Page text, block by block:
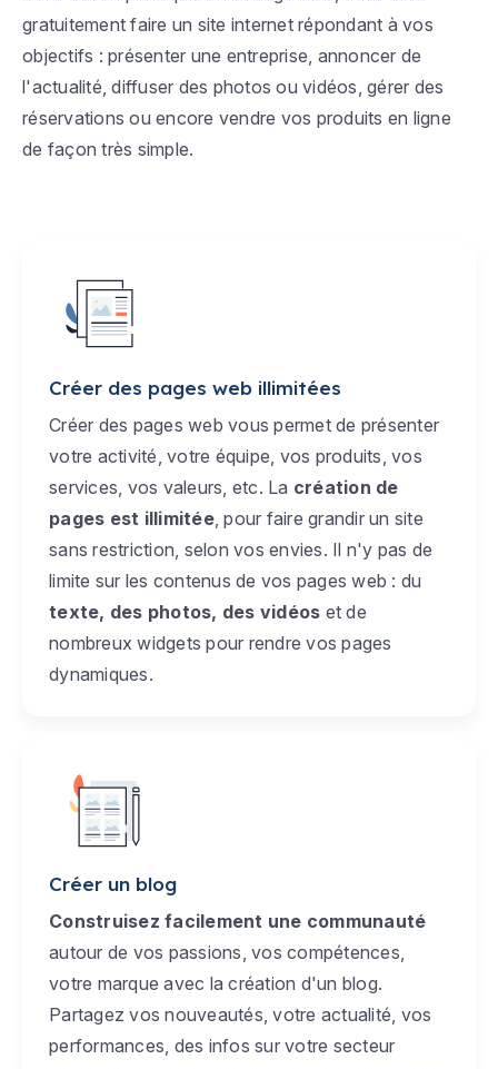
gratuitement faire un site internet répondant à vos
objectifs : présenter une entreprise, annoncer de
l'actualité, diffuser des photos ou vidéos, gérer des
réservations ou encore vendre vos produits en ligne
de façon très simple.
Créer des pages web illimitées
Créer des pages web vous permet de présenter
votre activité, votre équipe, vos produits, vos
services, vos valeurs, etc. La création de
pages est illimitée, pour faire grandir un site
sans restriction, selon vos envies. Il n'y pas de
limite sur les contenus de vos pages web : du
texte, des photos, des vidéos et de
nombreux widgets pour rendre vos pages
dynamiques.
Créer un blog
Construisez facilement une communauté
autour de vos passions, vos compétences,
votre marque avec la création d'un blog.
Partagez vos nouveautés, votre actualité, vos
performances, des infos sur votre secteur